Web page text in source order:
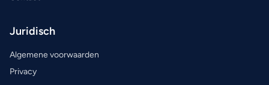
Juridisch
Algemene voorwaarden
Privacy